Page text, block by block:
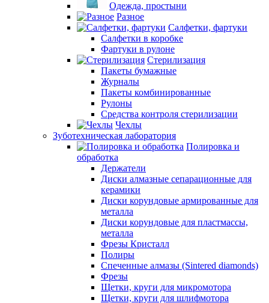
Одежда, простыни
Разное
Салфетки, фартуки
Салфетки в коробке
Фартуки в рулоне
Стерилизация
Пакеты бумажные
Журналы
Пакеты комбинированные
Рулоны
Средства контроля стерилизации
Чехлы
Зуботехническая лаборатория
Полировка и
обработка
Держатели
Диски алмазные сепарационные для
керамики
Диски корундовые армированные для
металла
Диски корундовые для пластмассы,
металла
Фрезы Кристалл
Полиры
Спеченные алмазы (Sintered diamonds)
Фрезы
Щетки, круги для микромотора
Щетки, круги для шлифмотора